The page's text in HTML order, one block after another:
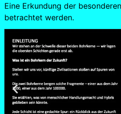
Eine Erkundung der
betrachtet werden.